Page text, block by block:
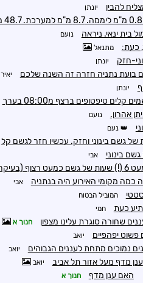
להבין יונתן
בית ינאי. ניראה נועם
כעת: מתנאל
חזק יונתן
בועת נתניה חזרה זה השנה שלכם יאיר
יונתן
קלים טיפטופים ברצף מ08:00 בערך
אהרון. נועם
נעם
בינוני אבי
גשם קל) הפסיק הגשם
כמה מקומי האירוע היה בנתניה אבי
המוביל הבטוח
כעת חמי
שחורה סוגרת עלינו מצפון חנוך א
פשוט יפהפיים יואב
נמוכים מתחת לעננים הגבוהים יואב
ענן מדף מעל אזור תל אביב יואב
האם ענן מדף חנוך א